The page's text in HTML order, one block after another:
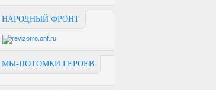
НАРОДНЫЙ ФРОНТ
МЫ-ПОТОМКИ ГЕРОЕВ